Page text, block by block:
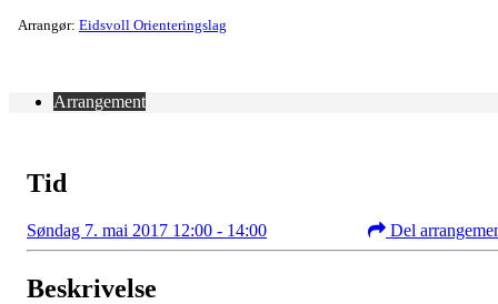
Arrangør: Eidsvoll Orienteringslag
Arrangement
Tid
Søndag 7. mai 2017 12:00 - 14:00 Del
Beskrivelse